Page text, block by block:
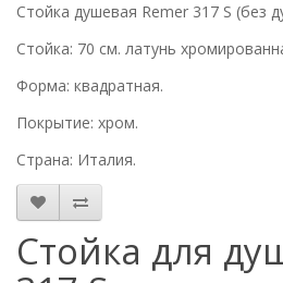
Стойка душевая Remer 317 S (без
Стойка: 70 см. латунь
Форма: квадратная.
Покрытие: хром.
Страна: Италия.
Стойка для